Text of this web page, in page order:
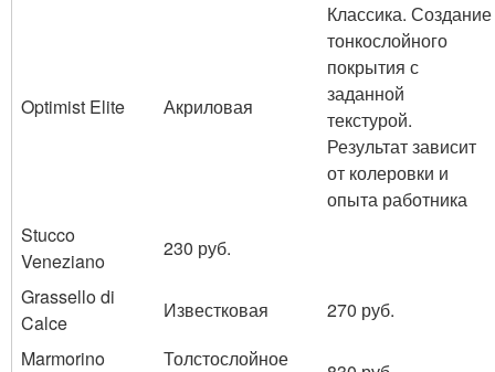
Optimist Elite Акриловая
Классика. Создание
тонкослойного
покрытия с
заданной
текстурой.
Результат зависит
от колеровки и
опыта работника
Stucco
Veneziano
230 руб.
Grassello di
Calce
Известковая
270 руб.
Marmorino
Толстослойное